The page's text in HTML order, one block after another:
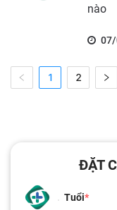
nào
1 2
ĐẶT
Tuổi